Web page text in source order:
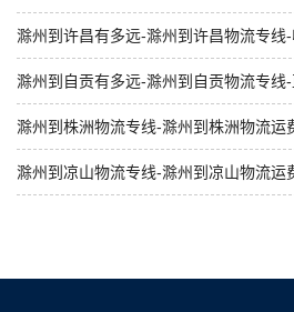
滁州到许昌有多远-滁州到许昌物流专线
滁州到自贡有多远-滁州到自贡物流专线
滁州到株洲物流专线-滁州到株洲物流运
滁州到凉山物流专线-滁州到凉山物流运